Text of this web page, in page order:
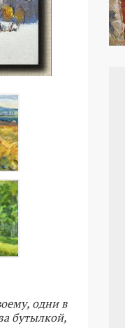
одни в
бутылкой,